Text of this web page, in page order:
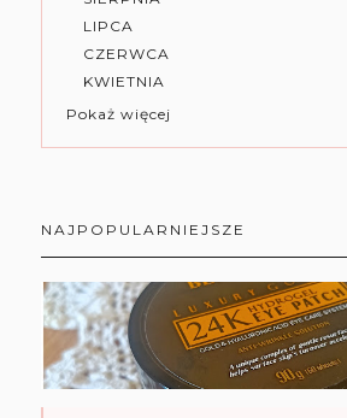
LIPCA
CZERWCA
KWIETNIA
Pokaż więcej
NAJPOPULARNIEJSZE